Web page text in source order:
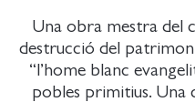
Una obra mestra del
destrucció del
“l’home blanc
pobles primitius. Una